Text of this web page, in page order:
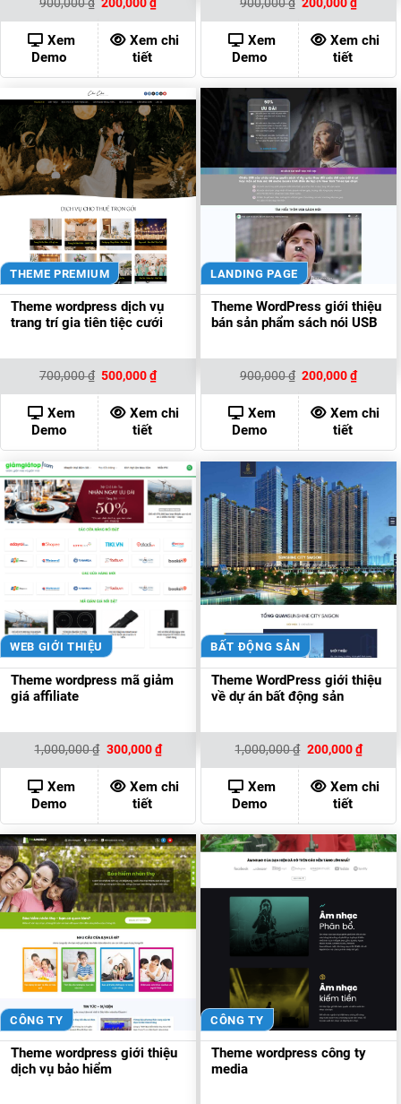
là:
900,000 ₫.
hiện
tại
là:
200,000 ₫.
Xem
Demo
Xem chi
tiết
là:
900,000 ₫.
hiện
tại
là:
Xem
Demo
Xem chi
tiết
THEME PREMIUM
Theme wordpress dịch vụ
trang trí gia tiên tiệc cưới
700,000₫ Giá
là:
700,000 ₫.
500,000₫Giá
hiện
tại
là:
500,000 ₫.
Xem
Demo
Xem chi
tiết
LANDING PAGE
Theme WordPress giới thiệu
bán sản phẩm sách nói USB
900,000₫ Giá
là:
900,000 ₫.
200,000₫Giá
hiện
tại
là:
Xem
Demo
Xem chi
tiết
WEB GIỚI THIỆU
Theme wordpress mã giảm
giá affiliate
1,000,000₫ Giá
là:
1,000,000 ₫.
300,000₫Giá
hiện
tại
là:
300,000 ₫.
Xem
Demo
Xem chi
tiết
BẤT ĐỘNG SẢN
Theme WordPress giới thiệu
về dự án bất động sản
1,000,000₫ Giá
là:
1,000,000 ₫.
200,000₫Giá
hiện
tại
là:
Xem
Demo
Xem chi
tiết
CÔNG TY
Theme wordpress giới thiệu
dịch vụ bảo hiểm
CÔNG TY
Theme wordpress công ty
media